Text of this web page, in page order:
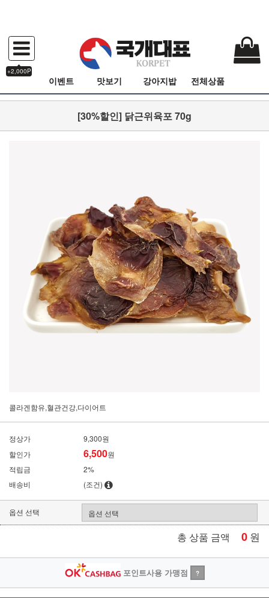
+2,000P
이벤트 맛보기 강아지밥 전체상품
[30%할인] 닭근위육포 70g
콜라겐함유,혈관건강,다이어트
정상가
9,300원
할인가
6,500원
적립금
2%
배송비
(조건)
옵션 선택
총 상품 금액 0 원
포인트사용 가맹점 ?